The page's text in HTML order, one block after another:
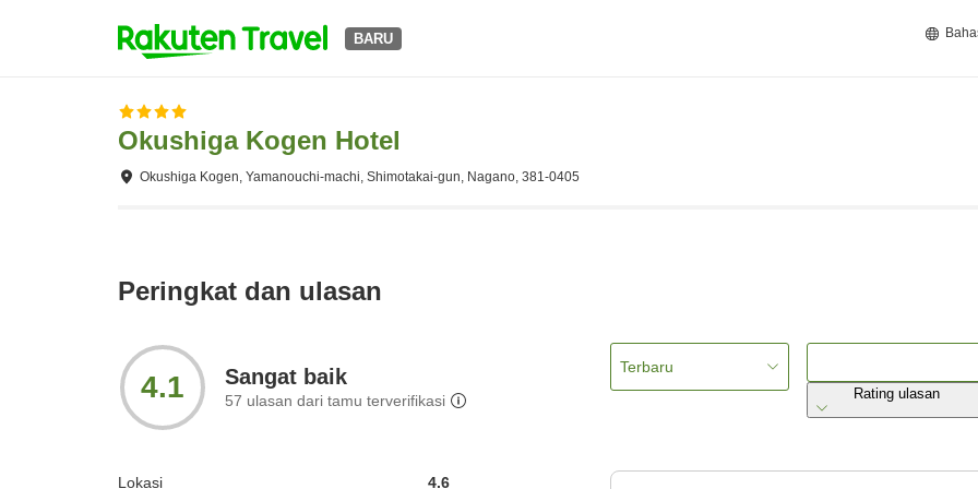
BARU
Okushiga Kogen Hotel
Okushiga Kogen, Yamanouchi-machi, Shimotakai-gun, Nagano, 381-0405
Peringkat dan ulasan
4.1 Sangat baik
57 ulasan dari tamu terverifikasi
Lokasi 4.6
Terbaru
Rating ulasan